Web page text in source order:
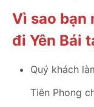
Vì sao bạn
đi Yên Bái
Quý khách
Tiên Phong